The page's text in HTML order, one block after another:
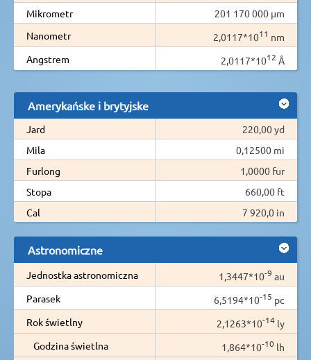
Mikrometr
201 170 000 µm
Nanometr
2,0117*1011 nm
Angstrem
2,0117*1012 Å
Amerykańske i brytyjske
Jard
220,00 yd
Mila
0,12500 mi
Furlong
1,0000 fur
Stopa
660,00 ft
Cal
7 920,0 in
Astronomiczne
Jednostka astronomiczna 1,3447*10-9 au
Parasek
6,5194*10-15 pc
Rok świetlny
2,1263*10-14 ly
Godzina świetlna
1,864*10-10 lh